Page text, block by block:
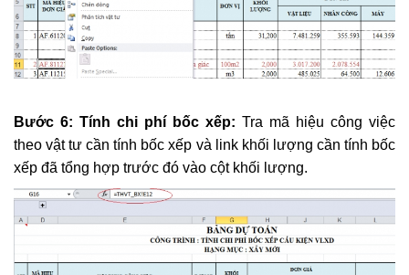
Bước 6: Tính chi phí bốc xếp: Tra mã hiệu công việc
theo vật tư cần tính bốc xếp và link khối lượng cần tính bốc
xếp đã tổng hợp trước đó vào cột khối lượng.